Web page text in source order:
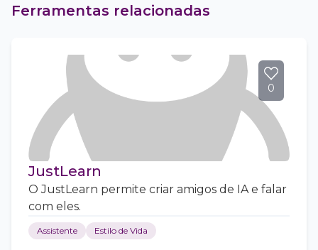
Ferramentas relacionadas
0
JustLearn
O JustLearn permite criar amigos de IA e falar
com eles.
Assistente Estilo de Vida